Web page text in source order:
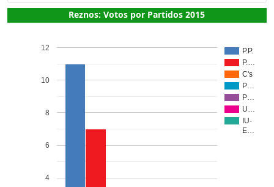
Reznos: Votos por Partidos 2015
P.P.
P.…
C's
P…
P…
U…
IU-
E…
4
6
8
10
12